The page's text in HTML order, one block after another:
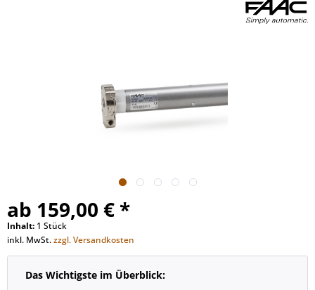
ab 159,00 € *
Inhalt: 1 Stück
inkl. MwSt.zzgl. Versandkosten
Das Wichtigste im Überblick: